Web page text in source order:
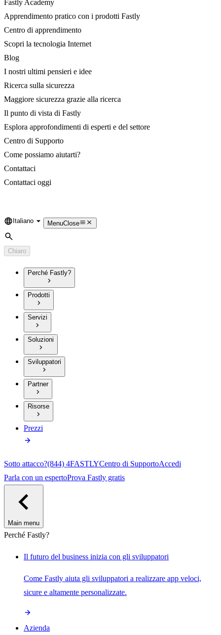
Fastly Academy
Apprendimento pratico con i prodotti Fastly
Centro di apprendimento
Scopri la tecnologia Internet
Blog
I nostri ultimi pensieri e idee
Ricerca sulla sicurezza
Maggiore sicurezza grazie alla ricerca
Il punto di vista di Fastly
Esplora approfondimenti di esperti e del settore
Centro di Supporto
Come possiamo aiutarti?
Contattaci
Contattaci oggi
Language
Italiano MenuClose
Cerca
Chiaro
Perché Fastly?
Prodotti
Servizi
Soluzioni
Sviluppatori
Partner
Risorse
Prezzi
Sotto attacco?(844) 4FASTLYCentro di SupportoAccedi
Parla con un espertoProva Fastly gratis
Main menu
Perché Fastly?
Il futuro del business inizia con gli sviluppatori
Come Fastly aiuta gli sviluppatori a realizzare app veloci,
sicure e altamente personalizzate.
Azienda